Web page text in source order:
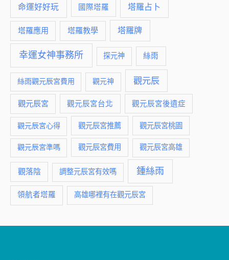
命運好好玩 國際塔羅 塔羅占卜
塔羅應用 塔羅教學 塔羅牌
幸運女神事務所 探元神 絲雨
絲雨觀元辰宮費用 觀元神 觀元辰
觀元辰宮 觀元辰宮台北 觀元辰宮後遺症
觀元辰宮心得 觀元辰宮推薦 觀元辰宮桃園
觀元辰宮準嗎 觀元辰宮費用 觀元辰宮高雄
觀落陰 調整元辰宮有效嗎 鍾絲雨
領航者塔羅 高雄哪裡有在觀元辰宮